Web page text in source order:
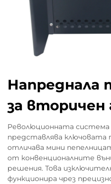
Напреднала
за вторичен
Революционната система
представлява ключовата
отличава мини
от конвенционалните
решения. Това
функционира чрез